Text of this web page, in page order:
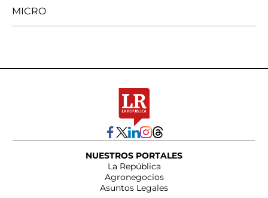
MICRO
NUESTROS PORTALES
La República
Agronegocios
Asuntos Legales